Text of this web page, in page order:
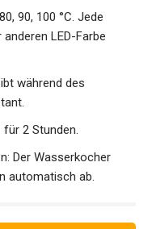
90, 100 °C. Jede
LED-Farbe
während des
2 Stunden.
Der Wasserkocher
automatisch ab.